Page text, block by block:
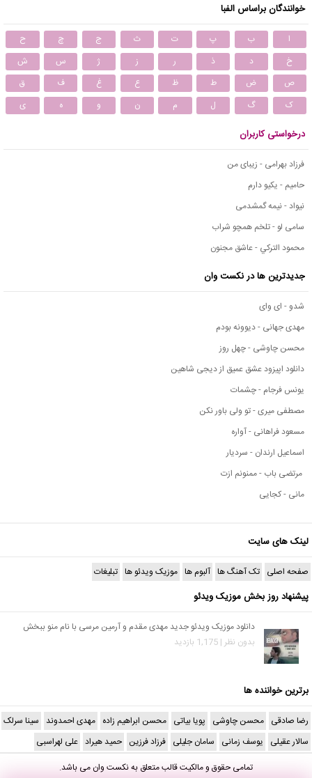
خوانندگان براساس الفبا
ا ب پ ت ث ج چ
ح
خ
د ذ ر ز ژ س
ش
ص
ض ط ظ ع غ ف
ق
ک
گ ل م ن و ه ی
درخواستی کاربران
فرزاد بهرامی - زیبای من
حامیم - یکیو دارم
نیواد - نیمه گمشدمی
سامی لو - تلخم همچو شراب
محمود التركي - عاشق مجنون
جدیدترین ها در نکست وان
شدو - ای وای
مهدی جهانی - دیوونه بودم
محسن چاوشی - چهل روز
دانلود اپیزود عشق عمیق از دیجی شاهین
یونس فرجام - چشمات
مصطفی میری - تو ولی باور نکن
مسعود فراهانی - آواره
اسماعیل ارندان - سردیار
مرتضی باب - ممنونم ازت
مانی - کجایی
لینک های سایت
صفحه اصلی تک آهنگ ها آلبوم ها موزیک ویدئو ها تبلیغات
پیشنهاد روز بخش موزیک ویدئو
دانلود موزیک ویدئو جدید مهدی مقدم و آرمین مرسی با نام منو ببخش
بدون نظر | 1,175 بازدید
برترین خواننده ها
رضا صادقی محسن چاوشی پویا بیاتی محسن ابراهیم زاده مهدی احمدوند سینا سرلک
سالار عقیلی یوسف زمانی سامان جلیلی فرزاد فرزین حمید هیراد علی لهراسبی
تمامی حقوق و مالکیت قالب متعلق بهنکست وانمی باشد.